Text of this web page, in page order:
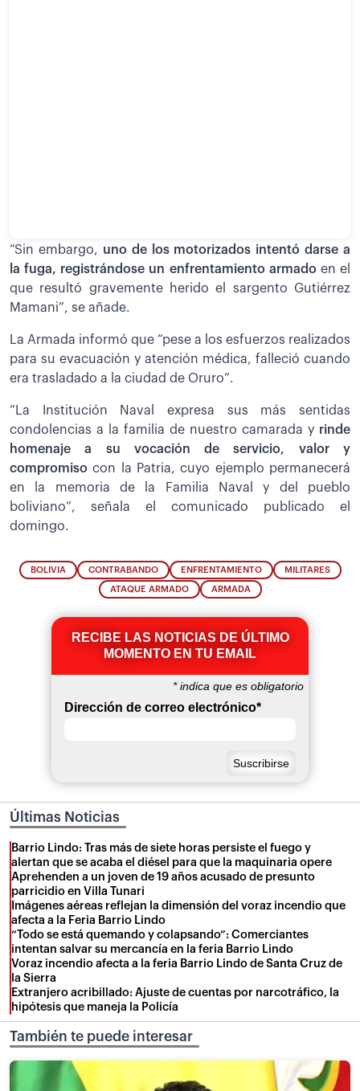
“Sin embargo, uno de los motorizados intentó darse a
la fuga, registrándose un enfrentamiento armadoen el
que resultó gravemente herido el sargento Gutiérrez
Mamani”, se añade.
La Armada informó que “pese a los esfuerzos realizados
para su evacuación y atención médica, falleció cuando
era trasladado a la ciudad de Oruro”.
”La Institución Naval expresa sus más sentidas
condolencias a la familia de nuestro camarada y rinde
homenaje a su vocación de servicio, valor y
compromiso con la Patria, cuyo ejemplo permanecerá
en la memoria de la Familia Naval y del pueblo
boliviano”, señala el comunicado publicado el
domingo.
BOLIVIA CONTRABANDO ENFRENTAMIENTO MILITARES
ATAQUE ARMADO ARMADA
RECIBE LAS NOTICIAS DE ÚLTIMO
MOMENTO EN TU EMAIL
*indica que es obligatorio
Dirección de correo electrónico*
Últimas Noticias
Barrio Lindo: Tras más de siete horas persiste el fuego y
alertan que se acaba el diésel para que la maquinaria opere
Aprehenden a un joven de 19 años acusado de presunto
parricidio en Villa Tunari
Imágenes aéreas reflejan la dimensión del voraz incendio que
afecta a la Feria Barrio Lindo
“Todo se está quemando y colapsando”: Comerciantes
intentan salvar su mercancía en la feria Barrio Lindo
Voraz incendio afecta a la feria Barrio Lindo de Santa Cruz de
la Sierra
Extranjero acribillado: Ajuste de cuentas por narcotráfico, la
hipótesis que maneja la Policía
También te puede interesar